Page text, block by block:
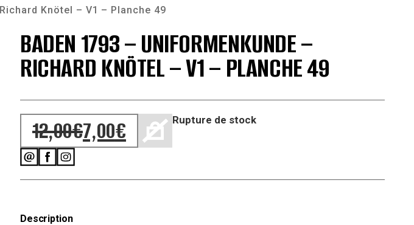
Knötel – V1 – Planche 49
BADEN 1793 – UNIFORMENKUNDE –
RICHARD KNÖTEL – V1 – PLANCHE 49
12,00€
Le prix initial était : 12,00€.
7,00€
Le prix actuel est : 7,00€.
Rupture de stock
Description